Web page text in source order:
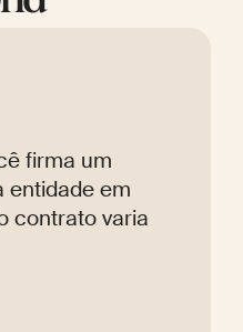
firma um
entidade em
contrato varia